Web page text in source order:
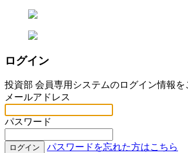
ログイン
投資部 会員専用システムのログイン情報を
メールアドレス
パスワード
ログイン
パスワードを忘れた方はこちら